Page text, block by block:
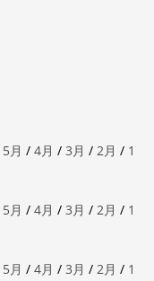
5月 / 4月 / 3月 / 2月 / 1
5月 / 4月 / 3月 / 2月 / 1
5月 / 4月 / 3月 / 2月 / 1